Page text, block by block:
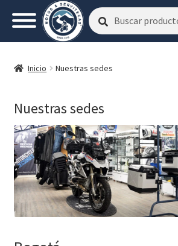
Buscar
por:
Buscar
Inicio Nuestras sedes
Nuestras sedes